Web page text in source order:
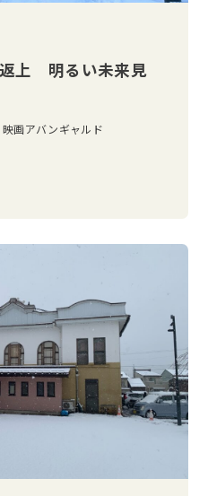
上 明るい未来見
画アバンギャルド